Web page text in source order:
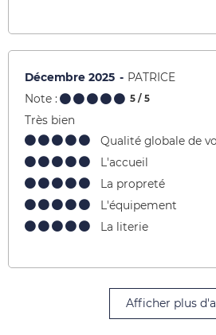
Décembre 2025
PATRICE
Note :
5 / 5
Très bien
Qualité globale de
L'accueil
La propreté
L'équipement
La literie
Afficher plus